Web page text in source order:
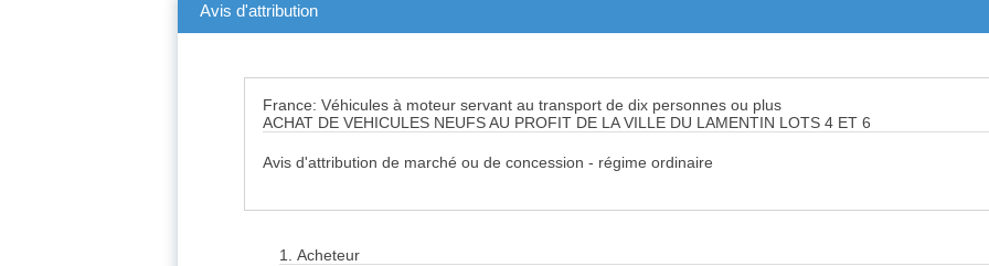
Avis d'attribution
France: Véhicules à moteur servant au transport de dix personnes ou plus
ACHAT DE VEHICULES NEUFS AU PROFIT DE LA VILLE DU LAMENTIN LOTS 4 ET 6
Avis d'attribution de marché ou de concession - régime ordinaire
1.Acheteur